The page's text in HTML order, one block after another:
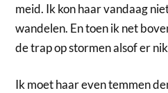
meid. Ik kon haar vandaag
wandelen. En toen ik net
de trap op stormen alsof er
Ik moet haar even temmen